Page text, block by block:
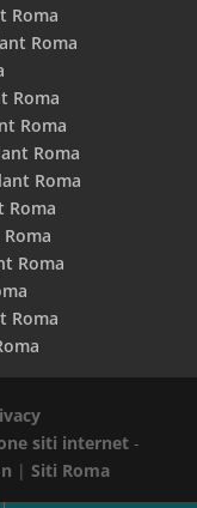
Roma
Roma
Roma
Roma
Roma
Roma
Roma
Roma
Roma
siti internet -
| Siti Roma